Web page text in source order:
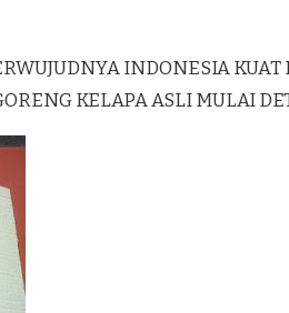
INDONESIA
KELAPA ASLI MULAI